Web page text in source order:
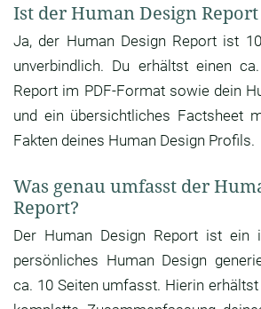
Ist der Human Design
Ja, der Human Design Report ist
unverbindlich. Du erhältst einen
Report im PDF-Format sowie dein
und ein übersichtliches Factsheet
Fakten deines Human Design Profils.
Was genau umfasst der
Report?
Der Human Design Report ist ein
persönliches Human Design
ca. 10 Seiten umfasst. Hierin